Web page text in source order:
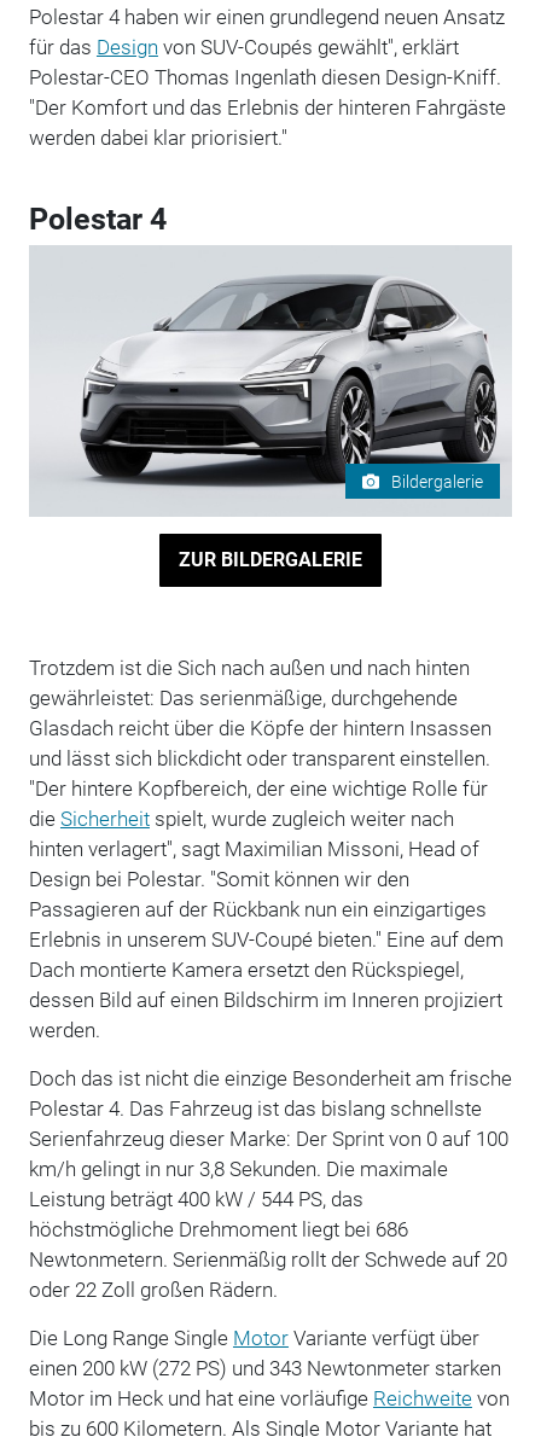
Polestar 4 haben wir einen grundlegend neuen Ansatz
für das Design von SUV-Coupés gewählt", erklärt
Polestar-CEO Thomas Ingenlath diesen Design-Kniff.
"Der Komfort und das Erlebnis der hinteren Fahrgäste
werden dabei klar priorisiert."
Polestar 4
Bildergalerie
ZUR BILDERGALERIE
Trotzdem ist die Sich nach außen und nach hinten
gewährleistet: Das serienmäßige, durchgehende
Glasdach reicht über die Köpfe der hintern Insassen
und lässt sich blickdicht oder transparent einstellen.
"Der hintere Kopfbereich, der eine wichtige Rolle für
die Sicherheitspielt, wurde zugleich weiter nach
hinten verlagert", sagt Maximilian Missoni, Head of
Design bei Polestar. "Somit können wir den
Passagieren auf der Rückbank nun ein einzigartiges
Erlebnis in unserem SUV-Coupé bieten." Eine auf dem
Dach montierte Kamera ersetzt den Rückspiegel,
dessen Bild auf einen Bildschirm im Inneren projiziert
werden.
Doch das ist nicht die einzige Besonderheit am frische
Polestar 4. Das Fahrzeug ist das bislang schnellste
Serienfahrzeug dieser Marke: Der Sprint von 0 auf 100
km/h gelingt in nur 3,8 Sekunden. Die maximale
Leistung beträgt 400 kW / 544 PS, das
höchstmögliche Drehmoment liegt bei 686
Newtonmetern. Serienmäßig rollt der Schwede auf 20
oder 22 Zoll großen Rädern.
Die Long Range Single MotorVariante verfügt über
einen 200 kW (272 PS) und 343 Newtonmeter starken
Motor im Heck und hat eine vorläufige Reichweitevon
bis zu 600 Kilometern. Als Single Motor Variante hat